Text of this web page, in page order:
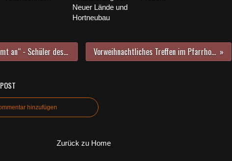
Neuer Lände und
Hortneubau
"Jeder Euro kommt an“ - Schüler des Gymnasiums Veitshöchheim übergeben 1.500 Euro an Schulprojekt in Guinea Vorweihnachtliches Treffen im Pfarrhof Veitshöchheim - Wachsende Outdoor-Krippe als besonderer Anziehungspunkt
hinzufügen
Zurück zu Home